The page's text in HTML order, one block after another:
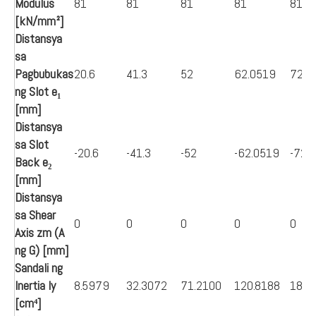
[kN/mm²]
Distansya
sa
Pagbubukas
ng Slot e₁
[mm]
20.6 41.3 52 62.0519 72
Distansya
sa Slot
Back e₂
[mm]
-20.6 -41.3 -52 -62.0519 -72
Distansya
sa Shear
Axis zm (A
ng G) [mm]
0 0 0 0 0
Sandali ng
Inertia Iy
[cm⁴]
8.5979 32.3072 71.2100 120.8188